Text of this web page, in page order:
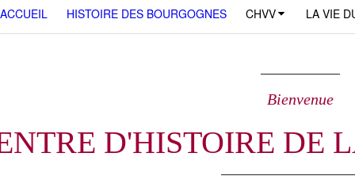
ACCUEIL HISTOIRE DES BOURGOGNES CHVV LA VIE
Bienvenue
D'HISTOIRE DE